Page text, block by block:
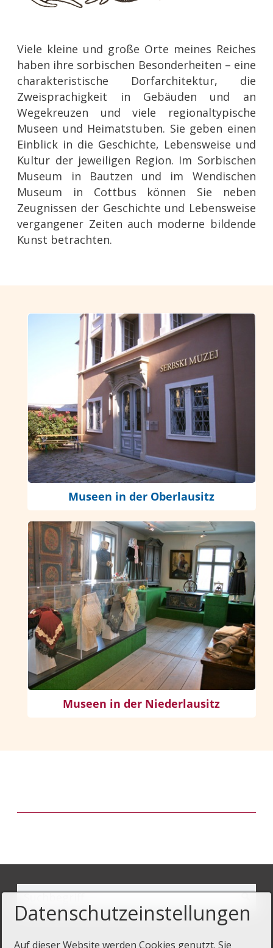
Viele kleine und große Orte meines Reiches
haben ihre sorbischen Besonderheiten – eine
charakteristische Dorfarchitektur, die
Zweisprachigkeit in Gebäuden und an
Wegekreuzen und viele regionaltypische
Museen und Heimatstuben. Sie geben einen
Einblick in die Geschichte, Lebensweise und
Kultur der jeweiligen Region. Im Sorbischen
Museum in Bautzen und im Wendischen
Museum in Cottbus können Sie neben
Zeugnissen der Geschichte und Lebensweise
vergangener Zeiten auch moderne bildende
Kunst betrachten.
Museen in der Oberlausitz
Museen in der Niederlausitz
Datenschutzeinstellungen
Auf dieser Website werden Cookies genutzt. Sie